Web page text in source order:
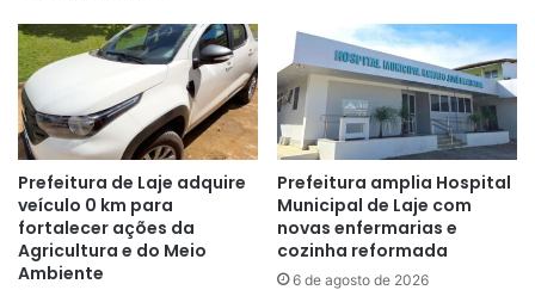
Prefeitura de Laje adquire
veículo 0 km para
fortalecer ações da
Agricultura e do Meio
Ambiente
Prefeitura amplia Hospital
Municipal de Laje com
novas enfermarias e
cozinha reformada
6 de agosto de 2026